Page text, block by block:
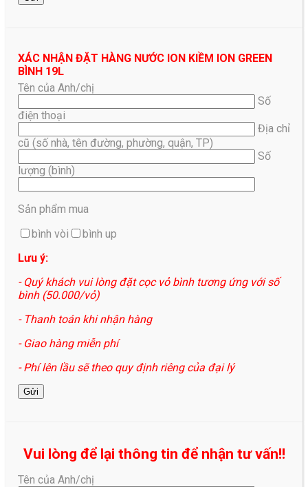
XÁC NHẬN ĐẶT HÀNG NƯỚC ION KIỀM ION GREEN
BÌNH 19L
Tên của Anh/chị
Số
điện thoại
Địa chỉ
cũ (số nhà, tên đường, phường, quận, TP)
Số
lượng (bình)
Sản phẩm mua
bình vòi
bình up
Lưu ý:
- Quý khách vui lòng đặt cọc vỏ bình tương ứng với số
bình (50.000/vỏ)
- Thanh toán khi nhận hàng
- Giao hàng miễn phí
- Phí lên lầu sẽ theo quy định riêng của đại lý
Vui lòng để lại thông tin để nhận tư vấn!!
Tên của Anh/chị